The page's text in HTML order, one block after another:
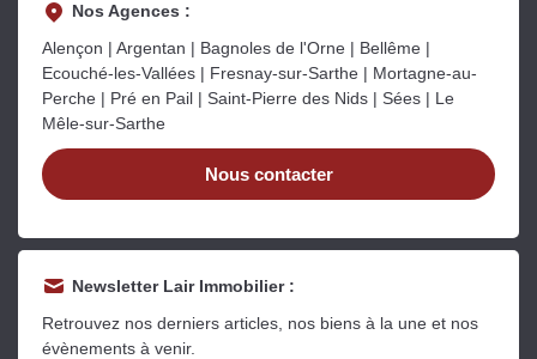
Nos Agences :
Alençon | Argentan | Bagnoles de l'Orne | Bellême |
Ecouché-les-Vallées | Fresnay-sur-Sarthe | Mortagne-au-
Perche | Pré en Pail | Saint-Pierre des Nids | Sées | Le
Mêle-sur-Sarthe
Nous contacter
Newsletter Lair Immobilier :
Retrouvez nos derniers articles, nos biens à la une et nos
évènements à venir.